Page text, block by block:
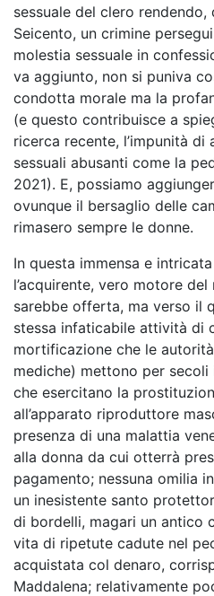
sessuale del clero rendendo,
Seicento, un crimine
molestia sessuale in
va aggiunto, non si puniva
condotta morale ma la
(e questo contribuisce a
ricerca recente, l’impunità
sessuali abusanti come la
2021). E, possiamo
ovunque il bersaglio delle
rimasero sempre le donne.
In questa immensa e
l’acquirente, vero motore
sarebbe offerta, ma verso il
stessa infaticabile attività di
mortificazione che le
mediche) mettono per
che esercitano la
all’apparato riproduttore
presenza di una malattia
alla donna da cui otterrà
pagamento; nessuna omilia
un inesistente santo
di bordelli, magari un antico
vita di ripetute cadute nel
acquistata col denaro,
Maddalena; relativamente